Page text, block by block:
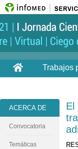
Trabajos
El
ACERCA DE
Convocatoria
Temáticas